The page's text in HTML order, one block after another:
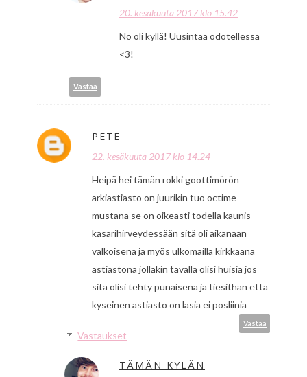
20. kesäkuuta 2017 klo 15.42
No oli kyllä! Uusintaa odotellessa
<3!
Vastaa
PETE
22. kesäkuuta 2017 klo 14.24
Heipä hei tämän rokki goottimörön
arkiastiasto on juurikin tuo octime
mustana se on oikeasti todella kaunis
kasarihirveydessään sitä oli aikanaan
valkoisena ja myös ulkomailla kirkkaana
astiastona jollakin tavalla olisi huisia jos
sitä olisi tehty punaisena ja tiesithän että
kyseinen astiasto on lasia ei posliinia
Vastaa
Vastaukset
TÄMÄN KYLÄN